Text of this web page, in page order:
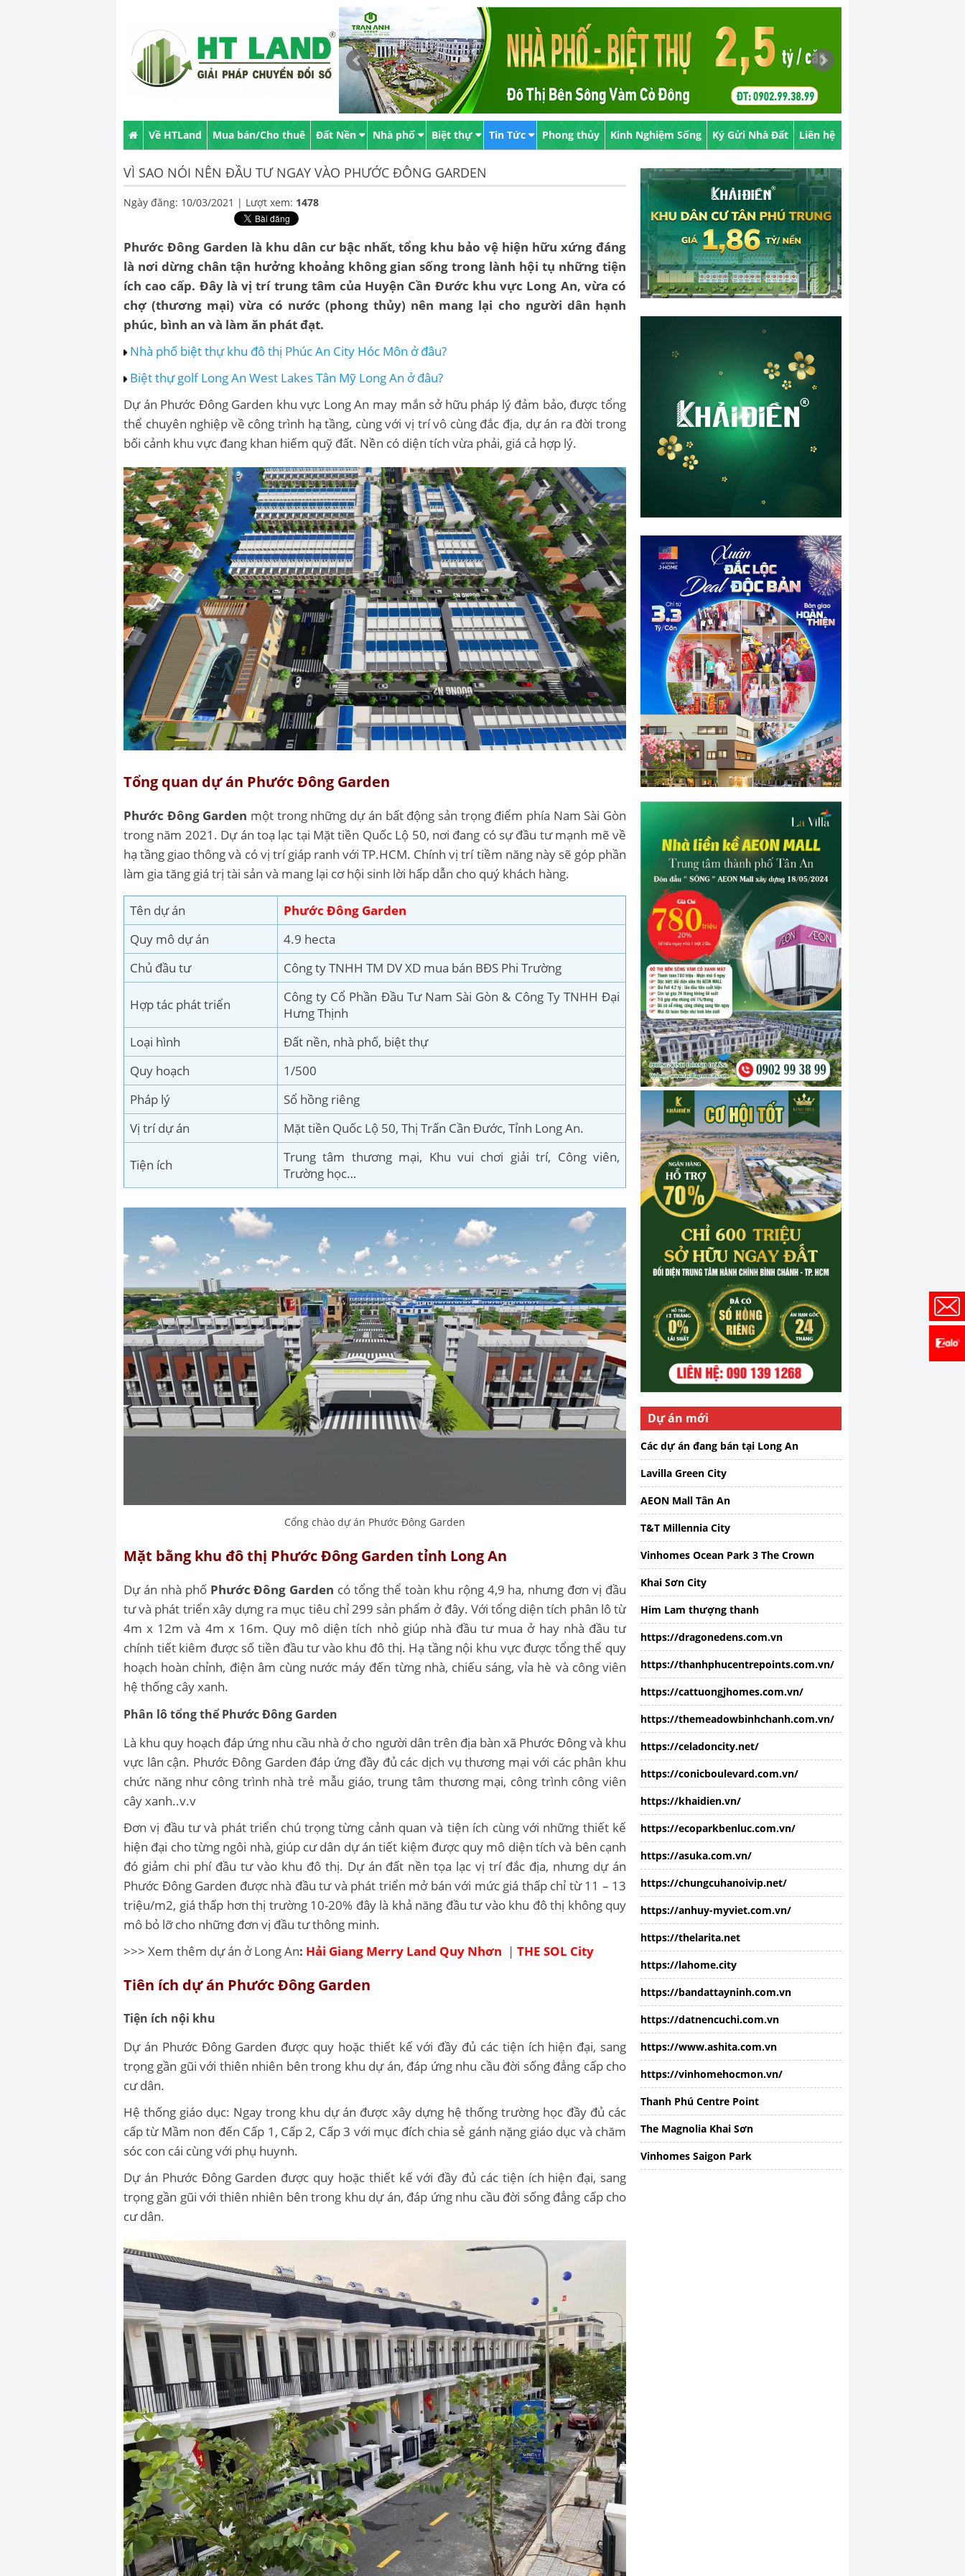
Về HTLand Mua bán/Cho thuê Đất Nền Nhà phố Biệt thự Tin Tức Phong thủy Kinh Nghiệm Sống Ký Gửi Nhà Đất Liên hệ
VÌ SAO NÓI NÊN ĐẦU TƯ NGAY VÀO PHƯỚC ĐÔNG GARDEN
Ngày đăng: 10/03/2021 | Lượt xem: 1478
Phước Đông Garden là khu dân cư bậc nhất, tổng khu bảo vệ hiện hữu xứng đáng
là nơi dừng chân tận hưởng khoảng không gian sống trong lành hội tụ những tiện
ích cao cấp. Đây là vị trí trung tâm của Huyện Cần Đước khu vực Long An, vừa có
chợ (thương mại) vừa có nước (phong thủy) nên mang lại cho người dân hạnh
phúc, bình an và làm ăn phát đạt.
Nhà phố biệt thự khu đô thị Phúc An City Hóc Môn ở đâu?
Biệt thự golf Long An West Lakes Tân Mỹ Long An ở đâu?
Dự án Phước Đông Garden khu vực Long An may mắn sở hữu pháp lý đảm bảo, được tổng
thể chuyên nghiệp về công trình hạ tầng, cùng với vị trí vô cùng đắc địa, dự án ra đời trong
bối cảnh khu vực đang khan hiếm quỹ đất. Nền có diện tích vừa phải, giá cả hợp lý.
Tổng quan dự án Phước Đông Garden
Phước Đông Garden một trong những dự án bất động sản trọng điểm phía Nam Sài Gòn
trong năm 2021. Dự án toạ lạc tại Mặt tiền Quốc Lộ 50, nơi đang có sự đầu tư mạnh mẽ về
hạ tầng giao thông và có vị trí giáp ranh với TP.HCM. Chính vị trí tiềm năng này sẽ góp phần
làm gia tăng giá trị tài sản và mang lại cơ hội sinh lời hấp dẫn cho quý khách hàng.
Tên dự án
Phước Đông Garden
Quy mô dự án
4.9 hecta
Chủ đầu tư
Công ty TNHH TM DV XD mua bán BĐS Phi Trường
Hợp tác phát triển
Công ty Cổ Phần Đầu Tư Nam Sài Gòn & Công Ty TNHH Đại
Hưng Thịnh
Loại hình
Đất nền, nhà phố, biệt thự
Quy hoạch
1/500
Pháp lý
Sổ hồng riêng
Vị trí dự án
Mặt tiền Quốc Lộ 50, Thị Trấn Cần Đước, Tỉnh Long An.
Tiện ích
Trung tâm thương mại, Khu vui chơi giải trí, Công viên,
Trường học…
Cổng chào dự án Phước Đông Garden
Mặt bằng khu đô thị Phước Đông Garden tỉnh Long An
Dự án nhà phố Phước Đông Garden có tổng thể toàn khu rộng 4,9 ha, nhưng đơn vị đầu
tư và phát triển xây dựng ra mục tiêu chỉ 299 sản phẩm ở đây. Với tổng diện tích phân lô từ
4m x 12m và 4m x 16m. Quy mô diện tích nhỏ giúp nhà đầu tư mua ở hay nhà đầu tư
chính tiết kiêm được số tiền đầu tư vào khu đô thị. Hạ tầng nội khu vực được tổng thể quy
hoạch hoàn chỉnh, điện âm cùng nước máy đến từng nhà, chiếu sáng, vỉa hè và công viên
hệ thống cây xanh.
Phân lô tổng thể Phước Đông Garden
Là khu quy hoạch đáp ứng nhu cầu nhà ở cho người dân trên địa bàn xã Phước Đông và khu
vực lân cận. Phước Đông Garden đáp ứng đầy đủ các dịch vụ thương mại với các phân khu
chức năng như công trình nhà trẻ mẫu giáo, trung tâm thương mại, công trình công viên
cây xanh..v.v
Đơn vị đầu tư và phát triển chú trọng từng cảnh quan và tiện ích cùng với những thiết kế
hiện đại cho từng ngôi nhà, giúp cư dân dự án tiết kiệm được quy mô diện tích và bên cạnh
đó giảm chi phí đầu tư vào khu đô thị. Dự án đất nền tọa lạc vị trí đắc địa, nhưng dự án
Phước Đông Garden được nhà đầu tư và phát triển mở bán với mức giá thấp chỉ từ 11 – 13
triệu/m2, giá thấp hơn thị trường 10-20% đây là khả năng đầu tư vào khu đô thị không quy
mô bỏ lỡ cho những đơn vị đầu tư thông minh.
>>> Xem thêm dự án ở Long An: Hải Giang Merry Land Quy Nhơn | THE SOL City
Tiên ích dự án Phước Đông Garden
Tiện ích nội khu
Dự án Phước Đông Garden được quy hoặc thiết kế với đầy đủ các tiện ích hiện đại, sang
trọng gần gũi với thiên nhiên bên trong khu dự án, đáp ứng nhu cầu đời sống đẳng cấp cho
cư dân.
Hệ thống giáo dục: Ngay trong khu dự án được xây dựng hệ thống trường học đầy đủ các
cấp từ Mầm non đến Cấp 1, Cấp 2, Cấp 3 với mục đích chia sẻ gánh nặng giáo dục và chăm
sóc con cái cùng với phụ huynh.
Dự án Phước Đông Garden được quy hoặc thiết kế với đầy đủ các tiện ích hiện đại, sang
trọng gần gũi với thiên nhiên bên trong khu dự án, đáp ứng nhu cầu đời sống đẳng cấp cho
cư dân.
Dự án mới
Các dự án đang bán tại Long An
Lavilla Green City
AEON Mall Tân An
T&T Millennia City
Vinhomes Ocean Park 3 The Crown
Khai Sơn City
Him Lam thượng thanh
https://dragonedens.com.vn
https://thanhphucentrepoints.com.vn/
https://cattuongjhomes.com.vn/
https://themeadowbinhchanh.com.vn/
https://celadoncity.net/
https://conicboulevard.com.vn/
https://khaidien.vn/
https://ecoparkbenluc.com.vn/
https://asuka.com.vn/
https://chungcuhanoivip.net/
https://anhuy-myviet.com.vn/
https://thelarita.net
https://lahome.city
https://bandattayninh.com.vn
https://datnencuchi.com.vn
https://www.ashita.com.vn
https://vinhomehocmon.vn/
Thanh Phú Centre Point
The Magnolia Khai Sơn
Vinhomes Saigon Park